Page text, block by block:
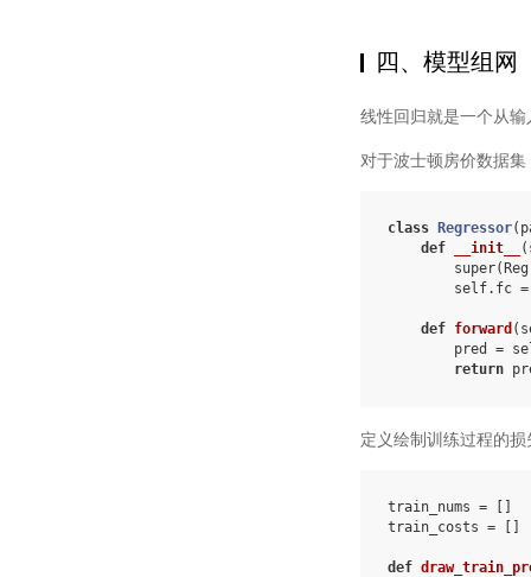
四、模型组网
线性回归就是一个从
对于波士顿房价数据
class Regressor(
def
__init__ (
super(
self. fc =
def forward (
pred
=
return
定义绘制训练过程的
train_nums =
[]
train_costs = []
def